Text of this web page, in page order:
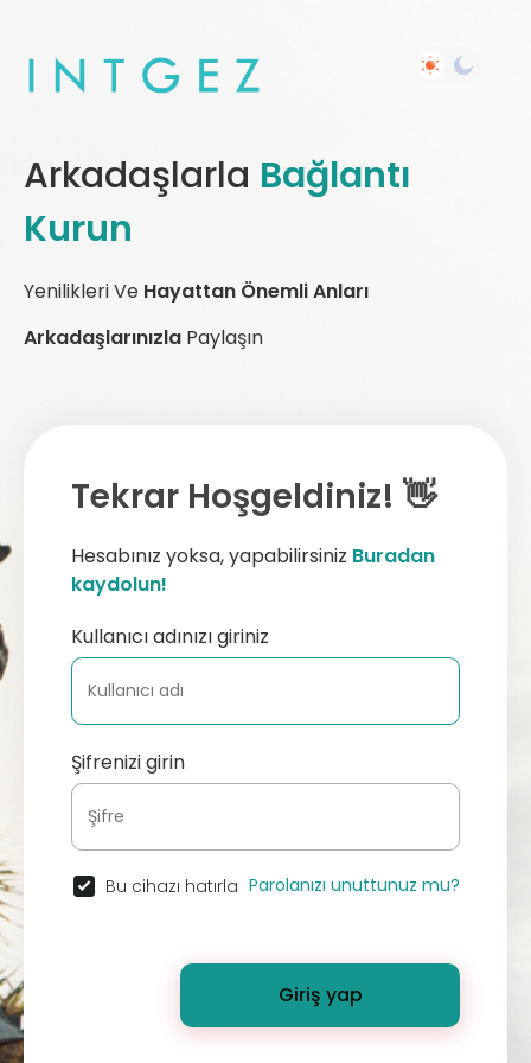
Arkadaşlarla Bağlantı
Kurun
Yenilikleri Ve Hayattan Önemli Anları
Arkadaşlarınızla Paylaşın
Tekrar Hoşgeldiniz! 👋
Hesabınız yoksa, yapabilirsiniz Buradan
kaydolun!
Kullanıcı adınızı giriniz
Şifrenizi girin
Bu cihazı hatırla Parolanızı unuttunuz mu?
Giriş yap